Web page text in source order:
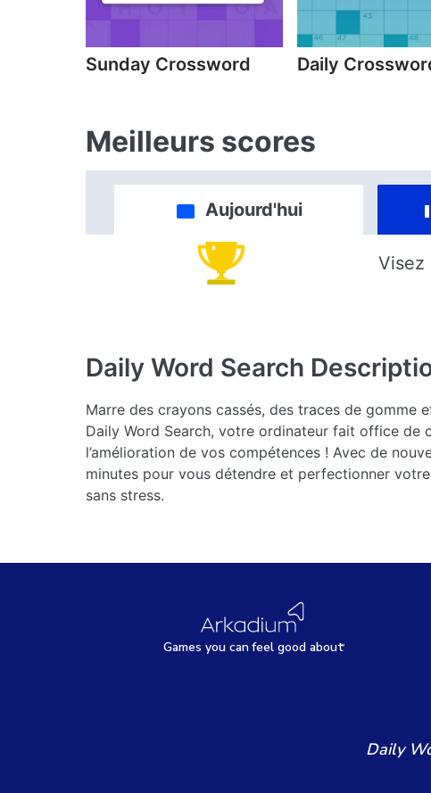
Sunday Crossword Daily
Meilleurs scores
Aujourd'hui
Visez
Daily Word Search
Marre des crayons cassés, des traces de gomme
Daily Word Search, votre ordinateur fait office de
l’amélioration de vos compétences ! Avec de
minutes pour vous détendre et perfectionner
sans stress.
Games you canfeel good about
Daily